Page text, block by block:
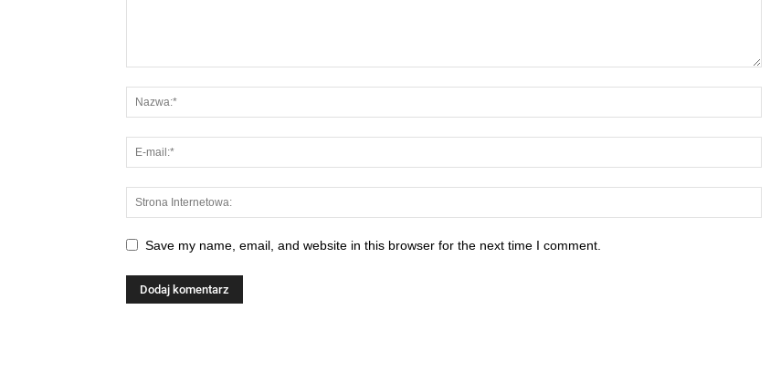
Save my name, email, and website in this browser for the next time I comment.